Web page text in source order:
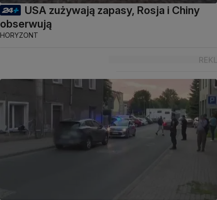
USA zużywają zapasy, Rosja i Chiny
obserwują
HORYZONT